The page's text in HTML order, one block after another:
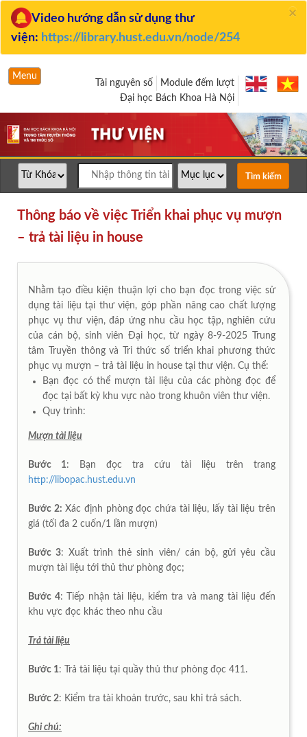
×
Video hướng dẫn sử dụng thư
viện: https://library.hust.edu.vn/node/254
Module đếm lượt
Tài nguyên số
Đại học Bách Khoa Hà Nội
Menu
Thông báo về việc Triển khai phục vụ mượn
– trả tài liệu in house
Nhằm tạo điều kiện thuận lợi cho bạn đọc trong việc sử
dụng tài liệu tại thư viện, góp phần nâng cao chất lượng
phục vụ thư viện, đáp ứng nhu cầu học tập, nghiên cứu
của cán bộ, sinh viên Đại học, từ ngày 8-9-2025 Trung
tâm Truyền thông và Tri thức số triển khai phương thức
phục vụ mượn – trả tài liệu in house tại thư viện. Cụ thể:
Bạn đọc có thể mượn tài liệu của các phòng đọc để
đọc tại bất kỳ khu vực nào trong khuôn viên thư viện.
Quy trình:
Mượn tài liệu
Bước 1: Bạn đọc tra cứu tài liệu trên trang
http://libopac.hust.edu.vn
Bước 2: Xác định phòng đọc chứa tài liệu, lấy tài liệu trên
giá (tối đa 2 cuốn/1 lần mượn)
Bước 3: Xuất trình thẻ sinh viên/ cán bộ, gửi yêu cầu
mượn tài liệu tới thủ thư phòng đọc;
Bước 4: Tiếp nhận tài liệu, kiểm tra và mang tài liệu đến
khu vực đọc khác theo nhu cầu
Trả tài liệu
Bước 1: Trả tài liệu tại quầy thủ thư phòng đọc 411.
Bước 2: Kiểm tra tài khoản trước, sau khi trả sách.
Ghi chú: